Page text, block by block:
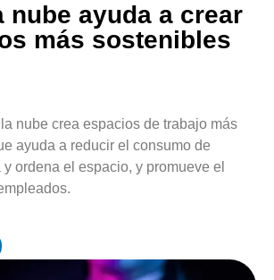
nube ayuda a crear
más sostenibles
nube crea espacios de trabajo más
ayuda a reducir el consumo de
ordena el espacio, y promueve el